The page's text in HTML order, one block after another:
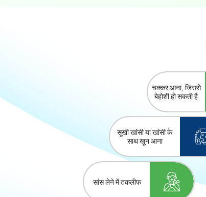
चक्कर आना, जिससे
बेहोशी हो सकती है
सूखी खांसी या खांसी के
साथ खून आना
सांस लेने में तकलीफ